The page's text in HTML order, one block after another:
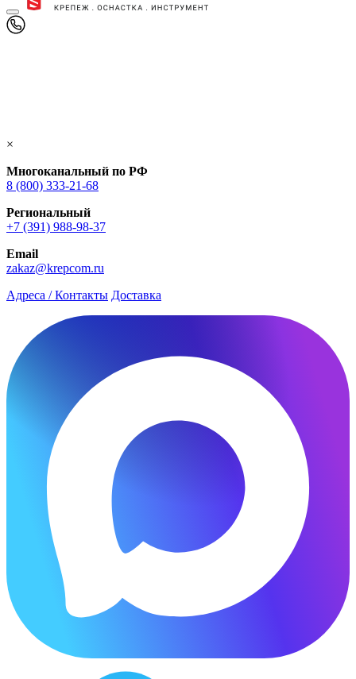
×
Многоканальный по РФ
8 (800) 333‑21-68
Региональный
+7 (391) 988-98-37
Email
zakaz@krepcom.ru
Адреса / Контакты Доставка